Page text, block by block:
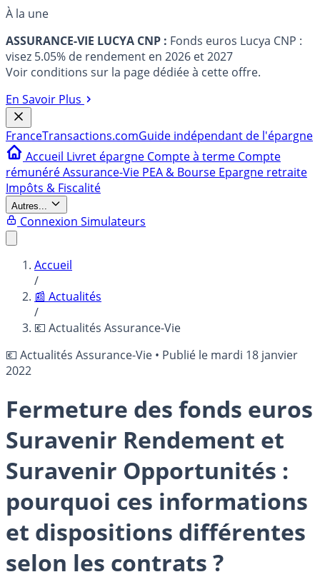
À la une
ASSURANCE-VIE LUCYA CNP : Fonds euros Lucya CNP :
visez 5.05% de rendement en 2026 et 2027
Voir conditions sur la page dédiée à cette offre.
En Savoir Plus
FranceTransactions.comGuide indépendant de l'épargne
Accueil Livret épargne Compte à terme Compte
rémunéréAssurance-Vie PEA & Bourse Epargne retraite
Impôts & Fiscalité
Autres...
Connexion Simulateurs
Accueil
/
📰 Actualités
/
💶 Actualités Assurance-Vie
💶 Actualités Assurance-Vie • Publié le mardi 18 janvier
2022
Fermeture des fonds euros
Suravenir Rendement et
Suravenir Opportunités :
pourquoi ces informations
et dispositions différentes
selon les contrats ?